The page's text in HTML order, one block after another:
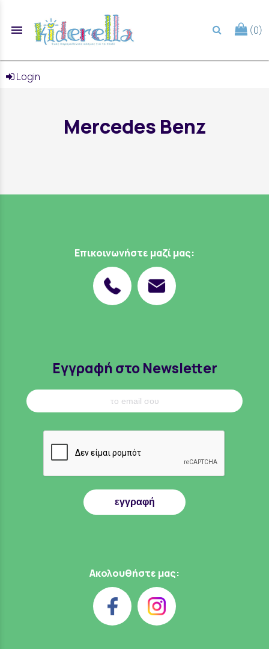
menu (0)
Login
Mercedes Benz
Επικοινωνήστε μαζί μας:
Εγγραφή στο Newsletter
εγγραφή
Ακολουθήστε μας: